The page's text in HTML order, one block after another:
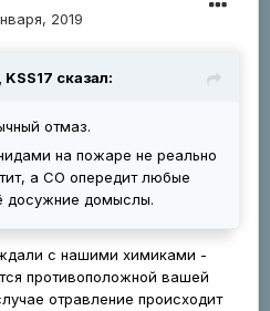
2019
сказал:
отмаз.
на пожаре не реально
а СО опередит любые
досужние домыслы.
с нашими химиками -
противоположной вашей
отравление происходит